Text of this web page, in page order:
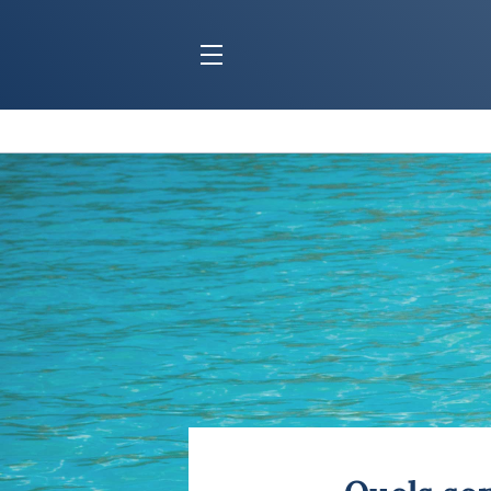
BLOC MARINE
Ports
Carnets de voyage
Dossiers de la rédaction
Collection Bloc Marine
Application Bloc Marine
Règlementation
BATEAUX